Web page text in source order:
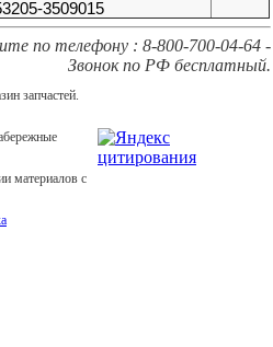
3509015
по телефону : 8-800-700-04-64 -
Звонок по РФ бесплатный.
запчастей.
материалов с